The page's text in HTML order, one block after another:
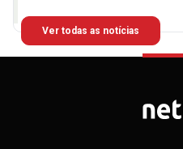
Ver todas as notícias